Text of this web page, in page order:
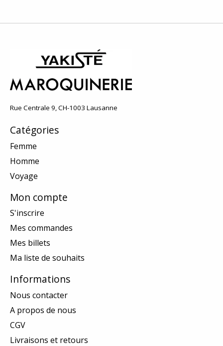
Rue Centrale 9, CH-1003 Lausanne
Catégories
Femme
Homme
Voyage
Mon compte
S'inscrire
Mes commandes
Mes billets
Ma liste de souhaits
Informations
Nous contacter
A propos de nous
CGV
Livraisons et retours